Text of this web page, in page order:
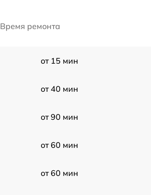
Время ремонта
от 15 мин
от 40 мин
от 90 мин
от 60 мин
от 60 мин